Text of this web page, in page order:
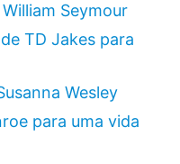
Seymour
TD Jakes para
Wesley
para uma vida